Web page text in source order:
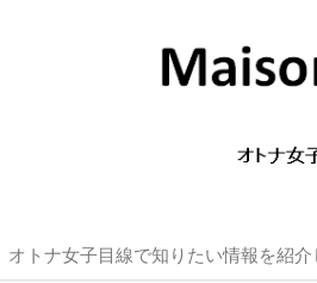
オトナ女子目線で知りたい情報を紹